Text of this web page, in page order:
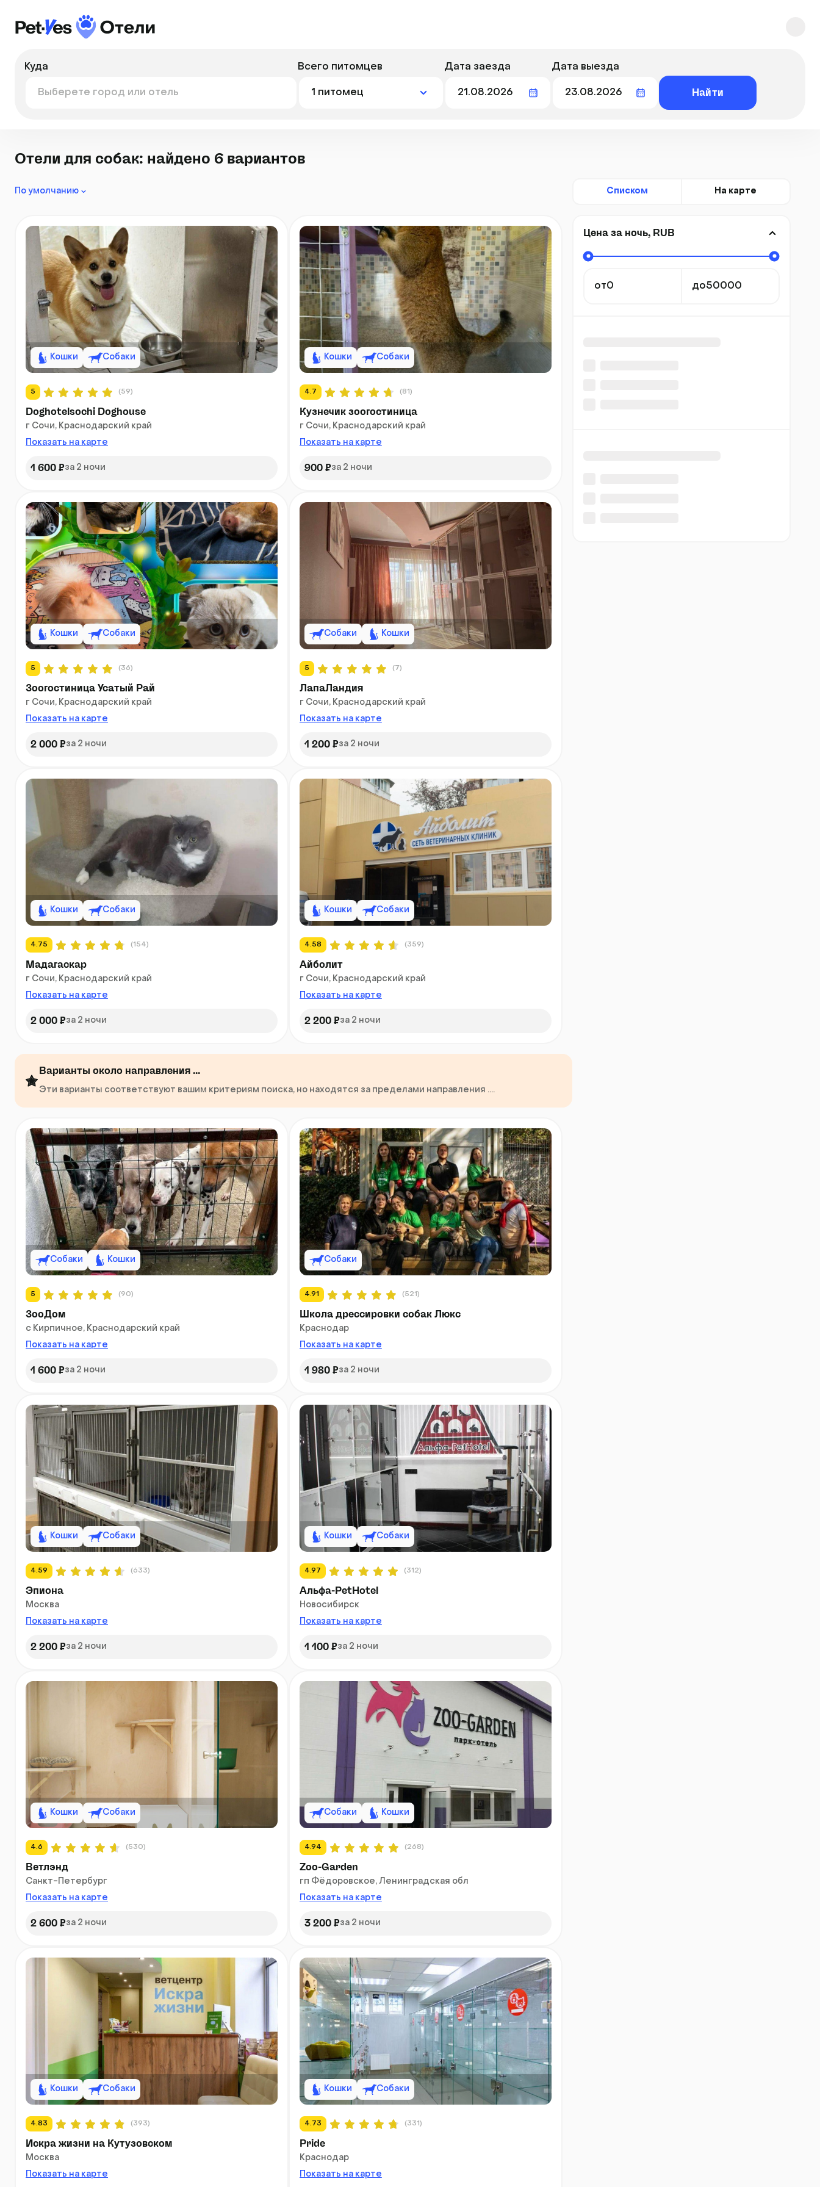
Куда Всего питомцев Дата заезда Дата выезда
Найти
Отели для собак: найдено 6 вариантов
Списком На карте
По умолчанию
Кошки Собаки
5 (59)
Doghotelsochi Doghouse
г Сочи, Краснодарский край
Показать на карте
1 600 ₽за 2 ночи
Кошки Собаки
4.7 (81)
Кузнечик зоогостиница
г Сочи, Краснодарский край
Показать на карте
900 ₽за 2 ночи
Кошки Собаки
5 (36)
Зоогостиница Усатый Рай
г Сочи, Краснодарский край
Показать на карте
2 000 ₽за 2 ночи
Собаки Кошки
5 (7)
ЛапаЛандия
г Сочи, Краснодарский край
Показать на карте
1 200 ₽за 2 ночи
Кошки Собаки
4.75 (154)
Мадагаскар
г Сочи, Краснодарский край
Показать на карте
2 000 ₽за 2 ночи
Кошки Собаки
4.58 (359)
Айболит
г Сочи, Краснодарский край
Показать на карте
2 200 ₽за 2 ночи
Варианты около направления ...
Эти варианты соответствуют вашим критериям поиска, но находятся за пределами направления ....
Собаки Кошки
5 (90)
ЗооДом
с Кирпичное, Краснодарский край
Показать на карте
1 600 ₽за 2 ночи
Собаки
4.91 (521)
Школа дрессировки собак Люкс
Краснодар
Показать на карте
1 980 ₽за 2 ночи
Кошки Собаки
4.59 (633)
Эпиона
Москва
Показать на карте
2 200 ₽за 2 ночи
Кошки Собаки
4.97 (312)
Альфа-PetHotel
Новосибирск
Показать на карте
1 100 ₽за 2 ночи
Кошки Собаки
4.6 (530)
Ветлэнд
Санкт-Петербург
Показать на карте
2 600 ₽за 2 ночи
Собаки Кошки
4.94 (268)
Zoo-Garden
гп Фёдоровское, Ленинградская обл
Показать на карте
3 200 ₽за 2 ночи
Кошки Собаки
4.83 (393)
Искра жизни на Кутузовском
Москва
Показать на карте
Кошки Собаки
4.73 (331)
Pride
Краснодар
Показать на карте
Цена за ночь, RUB
от до